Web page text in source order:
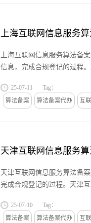
上海互联网信息服务
上海互联网信息服务算法备
信息，完成合规登记的过程
25-07-11
Tag：
算法备案
算法备案代办 互
天津互联网信息服务
天津互联网信息服务算法备
完成合规登记的过程。天津
25-07-10
Tag：
算法备案
算法备案代办 互